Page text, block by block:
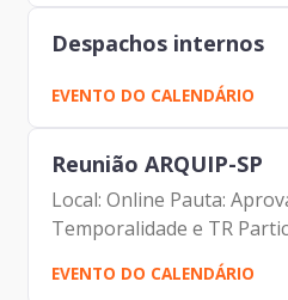
Despachos internos
EVENTO DO CALENDÁRIO
Reunião ARQUIP-SP
Local: Online Pauta:
Temporalidade e TR
Nogueira Dantas
Domingues da Silva
EVENTO DO CALENDÁRIO